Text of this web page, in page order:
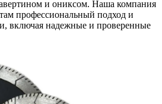
и ониксом. Наша компания
профессиональный подход и
включая надежные и проверенные